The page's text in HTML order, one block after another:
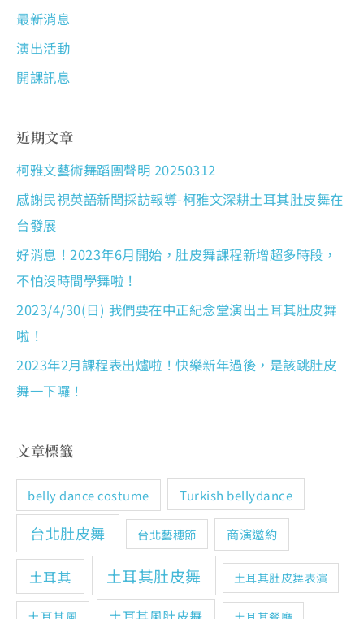
最新消息
演出活動
開課訊息
近期文章
柯雅文藝術舞蹈團聲明 20250312
感謝民視英語新聞採訪報導-柯雅文深耕土耳其肚皮舞在
台發展
好消息！2023年6月開始，肚皮舞課程新增超多時段，
不怕沒時間學舞啦！
2023/4/30(日) 我們要在中正紀念堂演出土耳其肚皮舞
啦！
2023年2月課程表出爐啦！快樂新年過後，是該跳肚皮
舞一下囉！
文章標籤
belly dance costume Turkish bellydance
台北肚皮舞 台北藝穗節 商演邀約
土耳其 土耳其肚皮舞 土耳其肚皮舞表演